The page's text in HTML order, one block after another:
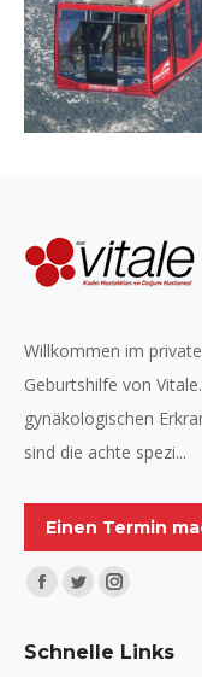
Willkommen im
Geburtshilfe von
gynäkologischen
sind die achte spezi...
Einen Termin
Finden Sie uns auf:
Facebook
opens
Twitter
opens
Instagram
opens
Schnelle Links